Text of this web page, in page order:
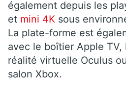
également depuis les
et mini 4K sous
La plate-forme est
avec le boîtier Apple TV,
réalité virtuelle Oculus
salon Xbox.